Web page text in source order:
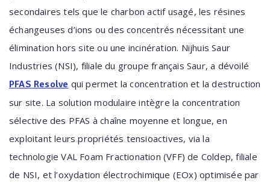
secondaires tels que le charbon actif usagé, les résines
échangeuses d’ions ou des concentrés nécessitant une
élimination hors site ou une incinération. Nijhuis Saur
Industries (NSI), filiale du groupe français Saur, a dévoilé
PFAS Resolve qui permet la concentration et la destruction
sur site. La solution modulaire intègre la concentration
sélective des PFAS à chaîne moyenne et longue, en
exploitant leurs propriétés tensioactives, via la
technologie VAL Foam Fractionation (VFF) de Coldep, filiale
de NSI, et l’oxydation électrochimique (EOx) optimisée par